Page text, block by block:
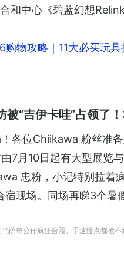
和中心《碧蓝幻想
购物攻略｜11大必买玩
被“吉伊卡哇”占领了
各位Chiikawa 粉丝准
7月10日起有大型展览
忠粉，小记特别拉着
宿现场。同场再睇3个暑
萨奇公仔疯狂合照。手速慢点都抢不